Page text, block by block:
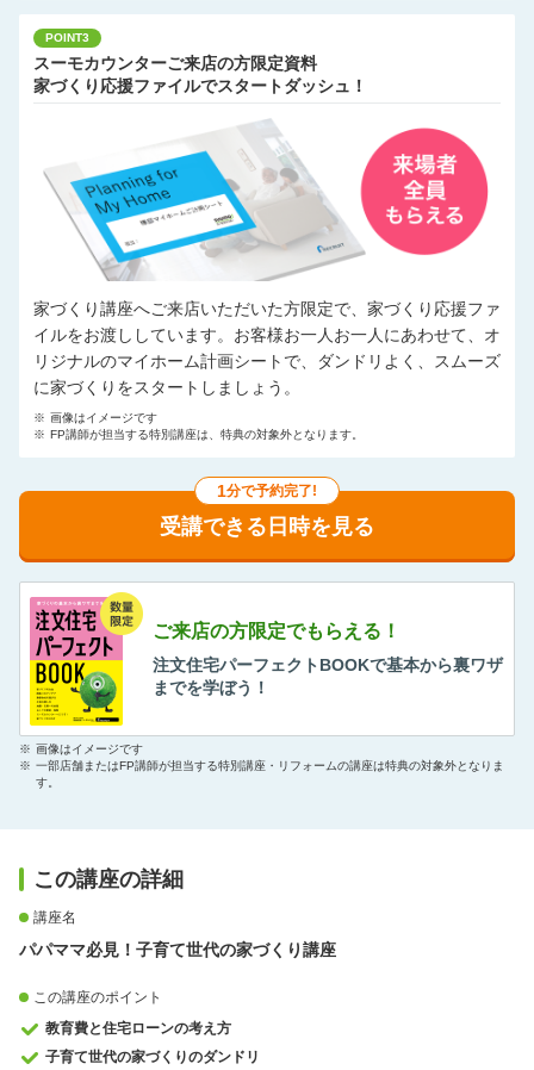
POINT3
スーモカウンターご来店の方限定資料
家づくり応援ファイルでスタートダッシュ！
家づくり講座へご来店いただいた方限定で、家づくり応援ファ
イルをお渡ししています。お客様お一人お一人にあわせて、オ
リジナルのマイホーム計画シートで、ダンドリよく、スムーズ
に家づくりをスタートしましょう。
※ 画像はイメージです
※ FP講師が担当する特別講座は、特典の対象外となります。
1分で予約完了!
受講できる日時を見る
ご来店の方限定でもらえる！
注文住宅パーフェクトBOOKで基本から裏ワザ
までを学ぼう！
※ 画像はイメージです
※ 一部店舗またはFP講師が担当する特別講座・リフォームの講座は特典の対象外となりま
す。
この講座の詳細
講座名
パパママ必見！子育て世代の家づくり講座
この講座のポイント
教育費と住宅ローンの考え方
子育て世代の家づくりのダンドリ